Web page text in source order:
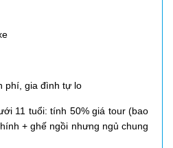
phí, gia đình tự lo
11 tuổi: tính 50% giá tour (bao
+ ghế ngồi nhưng ngủ chung